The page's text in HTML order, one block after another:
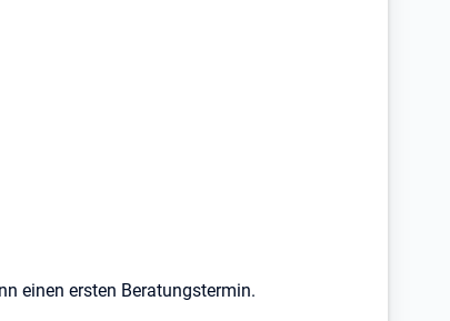
einen ersten Beratungstermin.